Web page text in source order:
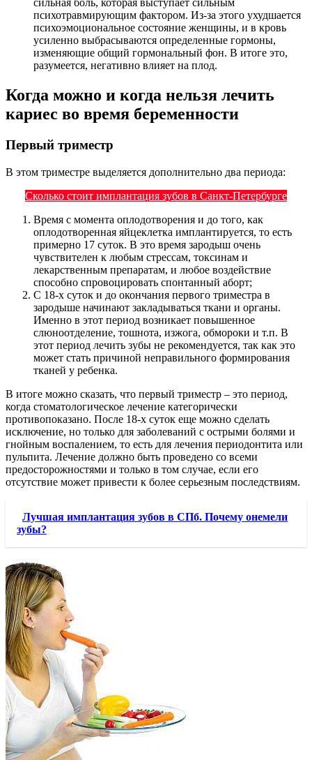
сильная боль, которая выступает сильным
психотравмирующим фактором. Из-за этого ухудшается
психоэмоциональное состояние женщины, и в кровь
усиленно выбрасываются определенные гормоны,
изменяющие общий гормональный фон. В итоге это,
разумеется, негативно влияет на плод.
Когда можно и когда нельзя лечить
кариес во время беременности
Первый триместр
В этом триместре выделяется дополнительно два периода:
Сколько стоит имплантация зубов в Санкт-Петербурге
Время с момента оплодотворения и до того, как
оплодотворенная яйцеклетка имплантируется, то есть
примерно 17 суток. В это время зародыш очень
чувствителен к любым стрессам, токсинам и
лекарственным препаратам, и любое воздействие
способно спровоцировать спонтанный аборт;
С 18-х суток и до окончания первого триместра в
зародыше начинают закладываться ткани и органы.
Именно в этот период возникает повышенное
слюноотделение, тошнота, изжога, обмороки и т.п. В
этот период лечить зубы не рекомендуется, так как это
может стать причиной неправильного формирования
тканей у ребенка.
В итоге можно сказать, что первый триместр – это период,
когда стоматологическое лечение категорически
противопоказано. После 18-х суток еще можно сделать
исключение, но только для заболеваний с острыми болями и
гнойным воспалением, то есть для лечения периодонтита или
пульпита. Лечение должно быть проведено со всеми
предосторожностями и только в том случае, если его
отсутствие может привести к более серьезным последствиям.
Лучшая имплантация зубов в СПб. Почему онемели
зубы?